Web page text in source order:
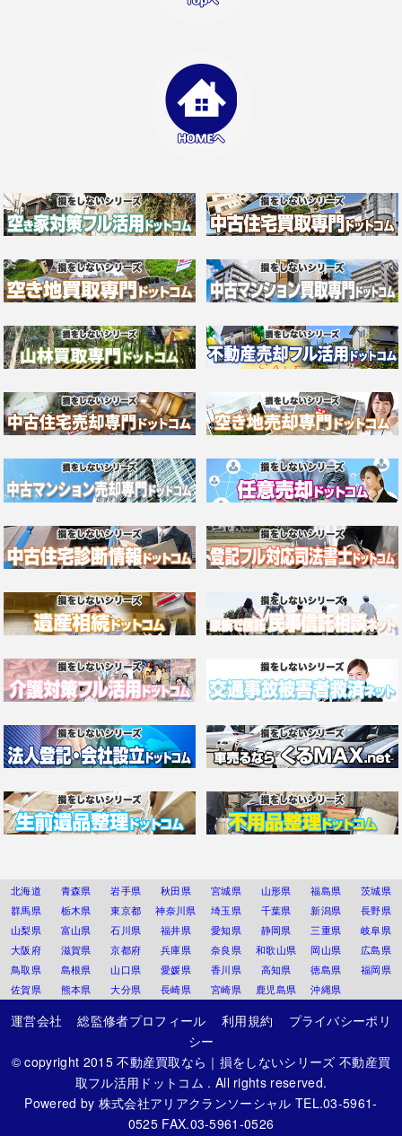
北海道 青森県 岩手県 秋田県 宮城県 山形県 福島県
茨城県
群馬県
栃木県 東京都 神奈川県 埼玉県 千葉県 新潟県
長野県
山梨県
富山県 石川県 福井県 愛知県 静岡県 三重県
岐阜県
大阪府
滋賀県 京都府 兵庫県 奈良県 和歌山県 岡山県
広島県
鳥取県
島根県 山口県 愛媛県 香川県 高知県 徳島県
福岡県
佐賀県
熊本県 大分県 長崎県 宮崎県 鹿児島県 沖縄県
運営会社 総監修者プロフィール 利用規約
プライバシーポリ
シー
© copyright 2015不動産買取なら｜損をしないシリーズ 不動産買
取フル活用ドットコム . All rights reserved.
Powered by 株式会社アリアクランソーシャル TEL.03-5961-
0525 FAX.03-5961-0526